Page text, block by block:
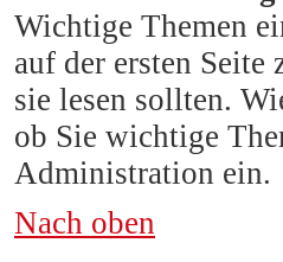
Wichtige Themen
auf der ersten Seite
sie lesen sollten.
ob Sie wichtige
Administration ein.
Nach oben